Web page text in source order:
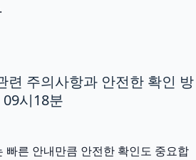
련 주의사항과 안전한 확인 방
시18분
빠른 안내만큼 안전한 확인도 중요합